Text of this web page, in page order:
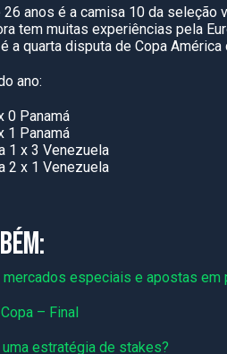
26 anos é a camisa 10 da seleção
tem muitas experiências pela
a quarta disputa de Copa
ano:
0 Panamá
1 Panamá
1 x 3 Venezuela
2 x 1 Venezuela
mercados especiais e apostas em
– Final
estratégia de stakes?